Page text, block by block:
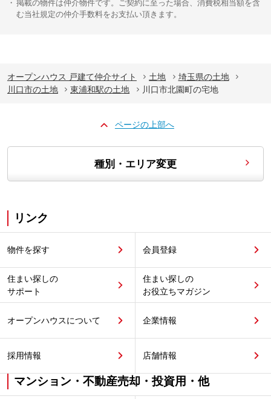
掲載の物件は仲介物件です。ご契約に至った場合、消費税相当額を含
む当社規定の仲介手数料をお支払い頂きます。
オープンハウス 戸建て仲介サイト 土地
埼玉県の土地
川口市の土地
東浦和駅の土地 川口市北園町の宅地
ページの上部へ
種別・エリア変更
リンク
物件を探す 会員登録
住まい探しの
サポート
住まい探しの
お役立ちマガジン
オープンハウスについて 企業情報
採用情報 店舗情報
マンション・不動産売却・投資用・他